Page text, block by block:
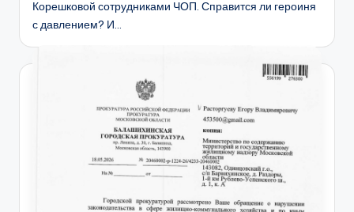
Корешковой сотрудниками ЧОП. Справится ли героиня
с давлением? И…